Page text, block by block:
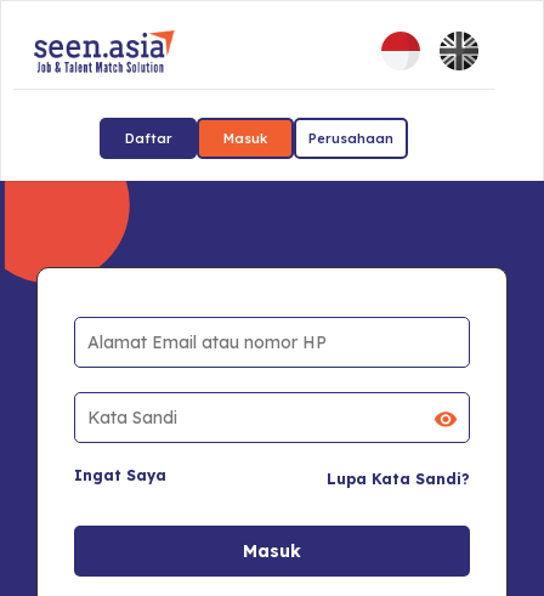
Daftar Masuk Perusahaan
Ingat Saya Lupa Kata Sandi?